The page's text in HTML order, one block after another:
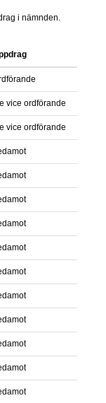
i nämnden.
vice ordförande
vice ordförande